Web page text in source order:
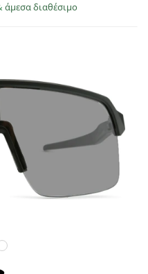
άμεσα διαθέσιμο